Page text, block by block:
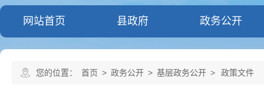
网站首页 县政府 政务公开
您的位置： 首页 > 政务公开 > 基层政务公开 > 政策文件